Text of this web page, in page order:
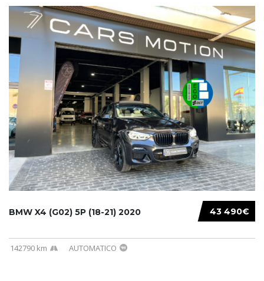
43 490€
BMW X4 (G02) 5P (18-21) 2020
142790 km AUTOMATICO